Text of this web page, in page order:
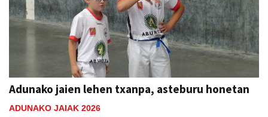
Adunako jaien lehen txanpa, asteburu honetan
ADUNAKO JAIAK 2026